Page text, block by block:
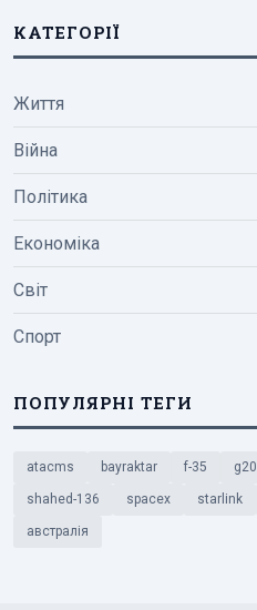
КАТЕГОРІЇ
Життя
Війна
Політика
Економіка
Світ
Спорт
ПОПУЛЯРНІ ТЕГИ
atacms bayraktar f-35 g20
shahed-136 spacex starlink
австралія